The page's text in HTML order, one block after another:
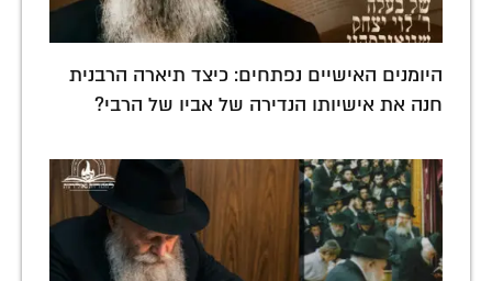
היומנים האישיים נפתחים: כיצד תיארה הרבנית
חנה את אישיותו הנדירה של אביו של הרבי?